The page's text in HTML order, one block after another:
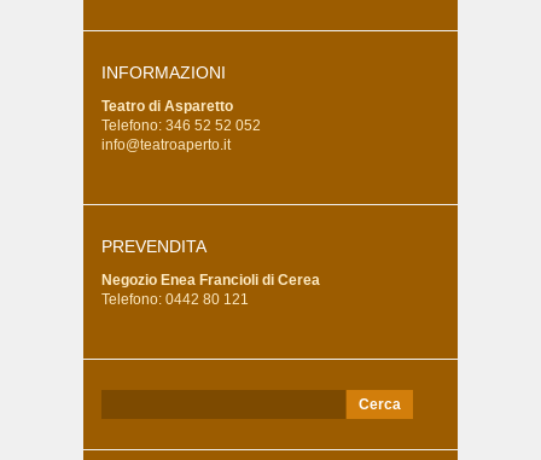
INFORMAZIONI
Teatro di Asparetto
Telefono: 346 52 52 052
info@teatroaperto.it
PREVENDITA
Negozio Enea Francioli di Cerea
Telefono: 0442 80 121
per: